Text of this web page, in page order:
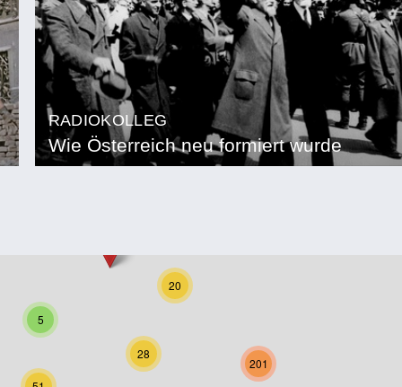
RADIOKOLLEG
Wie Österreich neu formiert wurde
28
20
201
5